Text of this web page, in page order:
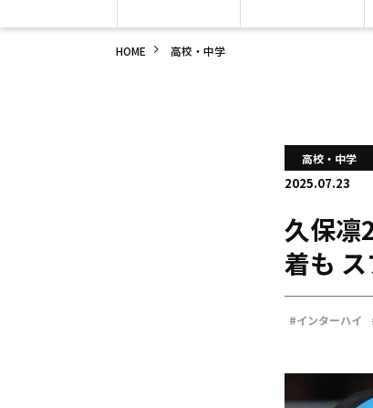
国内
アラカルト
HOME 高校・中学
高校・中学
2025.07.23
久保凛
着も
#インターハイ